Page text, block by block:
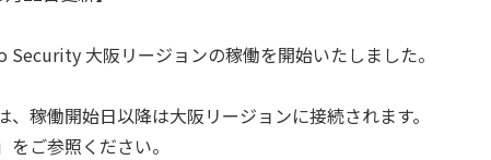
大阪リージョンの稼働を開始いたしました。
稼働開始日以降は大阪リージョンに接続されます。
ご参照ください。